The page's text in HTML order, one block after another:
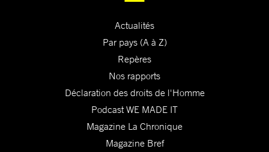
Actualités
Par pays (A à Z)
Repères
Nos rapports
Déclaration des droits de l'Homme
Podcast WE MADE IT
Magazine La Chronique
Magazine Bref